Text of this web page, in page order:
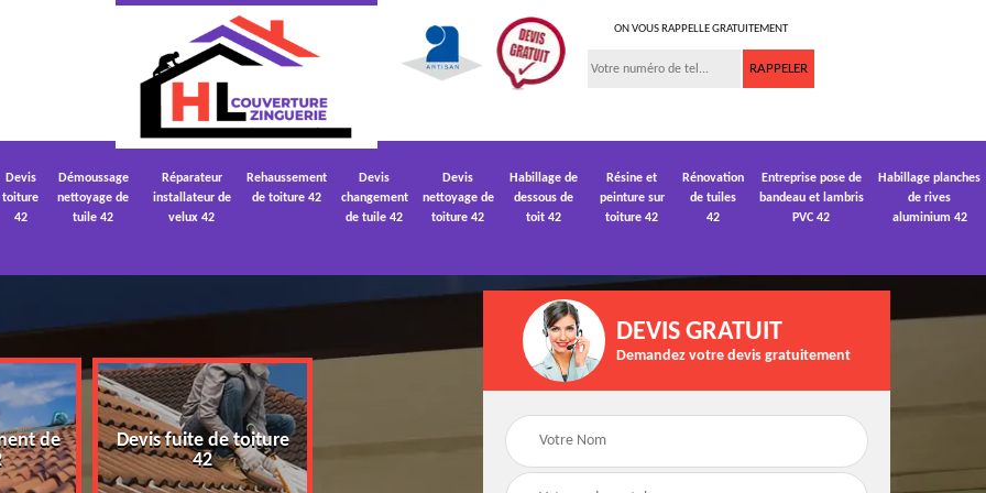
ON VOUS RAPPELLE GRATUITEMENT
Devis
toiture
42
Démoussage
nettoyage de
tuile 42
Réparateur
installateur de
velux 42
Rehaussement
de toiture 42
Devis
changement
de tuile 42
Devis
nettoyage de
toiture 42
Habillage de
dessous de
toit 42
Résine et
peinture sur
toiture 42
Rénovation
de tuiles
42
Entreprise pose de
bandeau et lambris
PVC 42
Habillage planches
de rives
aluminium 42
de
Devis fuite de toiture
42
Devis nettoyage de
Devis réparation de
toiture 42
DEVIS GRATUIT
Demandez votre devis gratuitement